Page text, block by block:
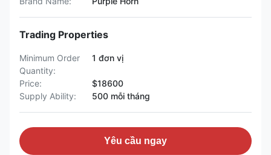
Trading Properties
Minimum Order
Quantity:
1 đơn vị
Price:
$18600
Supply Ability:
500 mỗi tháng
Yêu cầu ngay